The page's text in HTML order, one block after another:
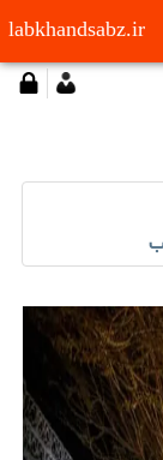
labkhandsabz.ir